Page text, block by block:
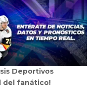
Deportivos
del fanático!